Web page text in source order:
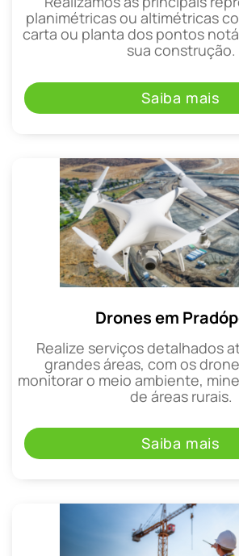
planimétricas ou altimétricas
carta ou planta dos pontos
sua construção.
Saiba mais
Drones em
Realize serviços detalhados
grandes áreas, com os
monitorar o meio ambiente,
de áreas rurais.
Saiba mais